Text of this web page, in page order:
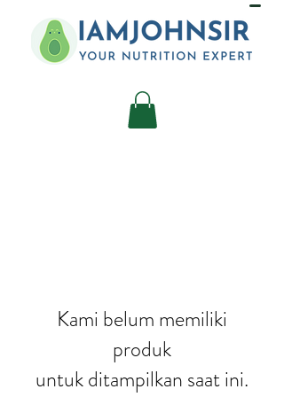
Kami belum memiliki
produk
untuk ditampilkan saat ini.